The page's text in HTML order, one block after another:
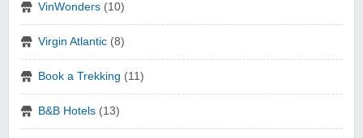
VinWonders (10)
Virgin Atlantic (8)
Book a Trekking (11)
B&B Hotels (13)